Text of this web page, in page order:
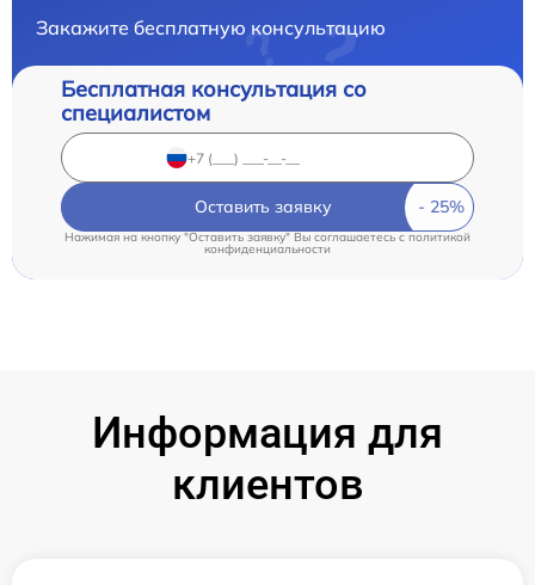
Закажите бесплатную консультацию
Бесплатная консультация со
специалистом
Оставить заявку
Нажимая на кнопку "Оставить заявку" Вы соглашаетесь c политикой
конфиденциальности
Информация для
клиентов